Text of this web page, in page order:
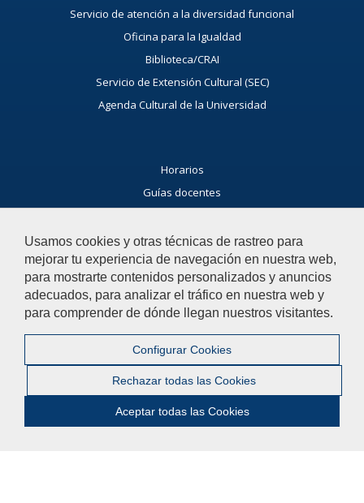
Usamos cookies y otras técnicas de rastreo para
mejorar tu experiencia de navegación en nuestra web,
para mostrarte contenidos personalizados y anuncios
adecuados, para analizar el tráfico en nuestra web y
para comprender de dónde llegan nuestros visitantes.
Configurar Cookies
Rechazar todas las Cookies
Aceptar todas las Cookies
Servicio de atención a la diversidad funcional
Oficina para la Igualdad
Biblioteca/CRAI
Servicio de Extensión Cultural (SEC)
Agenda Cultural de la Universidad
Horarios
Guías docentes
Buscador general
Noticias Facultad
Agenda
Buzón de consultas
Si tienes dudas, contacta con nosotros.
© 2019 Universidad Pablo de Olavide - Facultad de Humanidades